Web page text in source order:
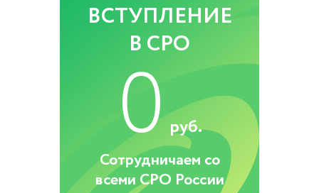
ВСТУПЛЕНИЕ
В СРО
0 руб.
Сотрудничаем со
всеми СРО России